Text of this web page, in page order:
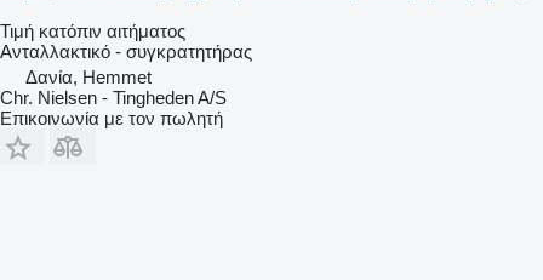
Τιμή κατόπιν αιτήματος
Ανταλλακτικό - συγκρατητήρας
Δανία, Hemmet
Chr. Nielsen - Tingheden A/S
Επικοινωνία με τον πωλητή